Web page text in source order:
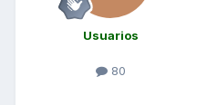
Usuarios
80